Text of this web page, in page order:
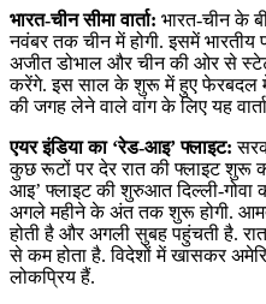
भारत-चीन सीमा वार्ता: भारत-चीन के
नवंबर तक चीन में होगी. इसमें भारतीय
अजीत डोभाल और चीन की ओर से
करेंगे. इस साल के शुरू में हुए फेरबदल
की जगह लेने वाले वांग के लिए यह
एयर इंडिया का ‘रेड-आइ’ फ्लाइट:
कुछ रूटों पर देर रात की फ्लाइट शुरू
आइ’ फ्लाइट की शुरुआत दिल्ली-गोवा
अगले महीने के अंत तक शुरू होगी.
होती है और अगली सुबह पहुंचती है.
से कम होता है. विदेशों में खासकर
लोकप्रिय हैं.